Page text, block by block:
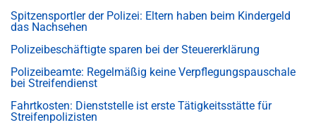
Spitzensportler der Polizei: Eltern haben beim Kindergeld
das Nachsehen
Polizeibeschäftigte sparen bei der Steuererklärung
Polizeibeamte: Regelmäßig keine Verpflegungspauschale
bei Streifendienst
Fahrtkosten: Dienststelle ist erste Tätigkeitsstätte für
Streifenpolizisten